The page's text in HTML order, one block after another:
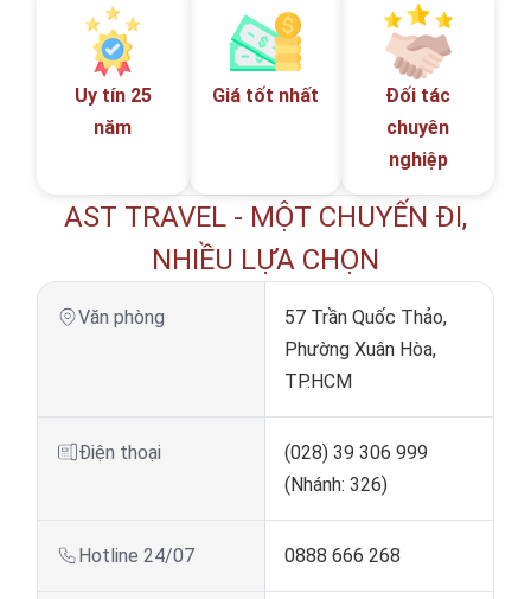
Uy tín 25
năm
Giá tốt nhất
Đối tác
chuyên
nghiệp
AST TRAVEL - MỘT CHUYẾN ĐI,
NHIỀU LỰA CHỌN
Văn phòng
57 Trần Quốc Thảo,
Phường Xuân Hòa,
TP.HCM
Điện thoại
(028) 39 306 999
(Nhánh: 326)
Hotline 24/07 0888 666 268